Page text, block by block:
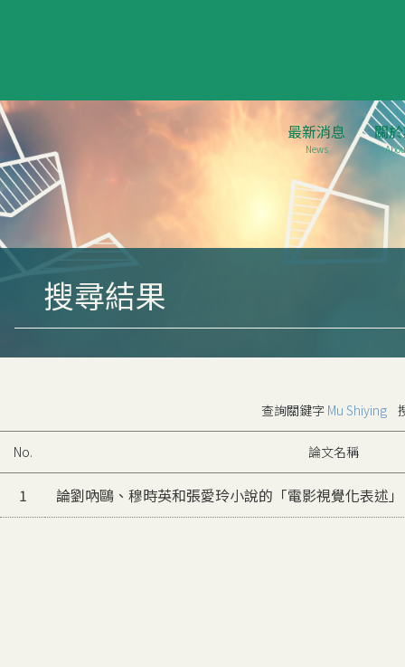
最新消息
News
關
搜尋結果
查詢關鍵字 Mu Shiying搜
No. 論文名稱
1 論劉吶鷗、穆時英和張愛玲小說的「電影視覺化表述」